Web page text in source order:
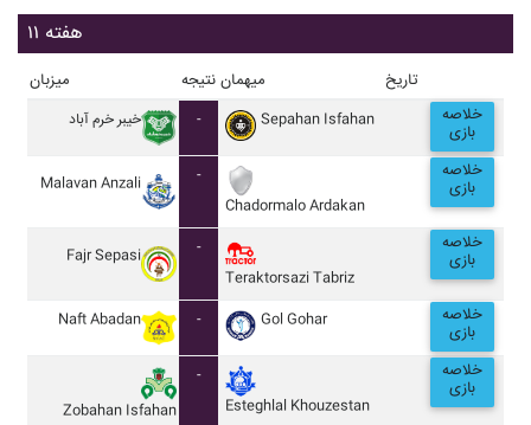
هفته ۱۱
میزبان نتیجه میهمان تاریخ
خيبر خرم آباد - Sepahan Isfahan خلاصه
بازی
Malavan Anzali
-
Chadormalo Ardakan
خلاصه
بازی
Fajr Sepasi
-
Teraktorsazi Tabriz
خلاصه
بازی
Naft Abadan - Gol Gohar خلاصه
بازی
Zobahan Isfahan
-
Esteghlal Khouzestan
خلاصه
بازی